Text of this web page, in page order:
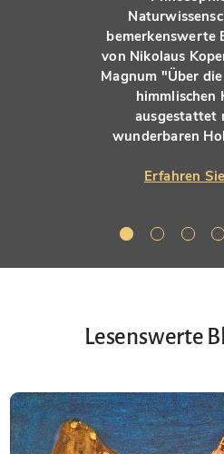
bemerkenswerte
von Nikolaus
Magnum "Über
himmlischen
ausgestattet
wunderbaren
Erfahren
Lesenswerte